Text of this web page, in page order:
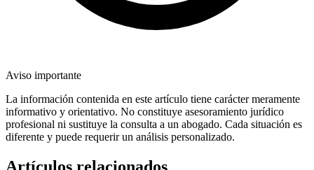
Aviso importante
La información contenida en este artículo tiene carácter meramente
informativo y orientativo. No constituye asesoramiento jurídico
profesional ni sustituye la consulta a un abogado. Cada situación es
diferente y puede requerir un análisis personalizado.